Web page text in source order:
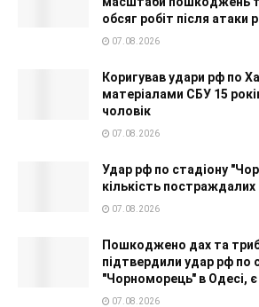
обсяг робіт після атаки
07.08.2026
Коригував удари рф по
матеріалами СБУ 15
чоловік
07.08.2026
Удар рф по стадіону
кількість
07.08.2026
Пошкоджено дах та
підтвердили удар рф по
"Чорноморець" в Одесі,
07.08.2026